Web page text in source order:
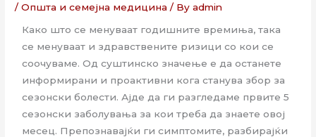
/Општа и семејна медицина / Byadmin
Како што се менуваат годишните времиња, така
се менуваат и здравствените ризици со кои се
соочуваме. Од суштинско значење е да останете
информирани и проактивни кога станува збор за
сезонски болести. Ајде да ги разгледаме првите 5
сезонски заболувања за кои треба да знаете овој
месец. Препознавајќи ги симптомите, разбирајќи